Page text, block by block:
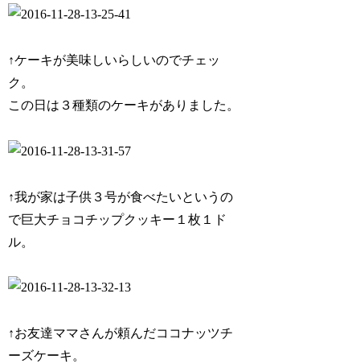
↑ケーキが美味しいらしいのでチェッ
ク。
この日は３種類のケーキがありました。
↑我が家は子供３号が食べたいというの
で巨大チョコチップクッキー１枚１ド
ル。
↑お友達ママさんが頼んだココナッツチ
ーズケーキ。